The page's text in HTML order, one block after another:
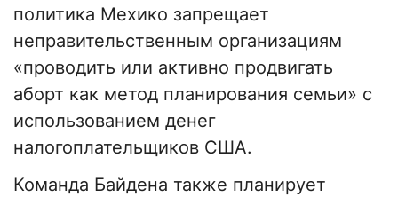
политика Мехико запрещает
неправительственным организациям
«проводить или активно продвигать
аборт как метод планирования семьи» с
использованием денег
налогоплательщиков США.
Команда Байдена также планирует